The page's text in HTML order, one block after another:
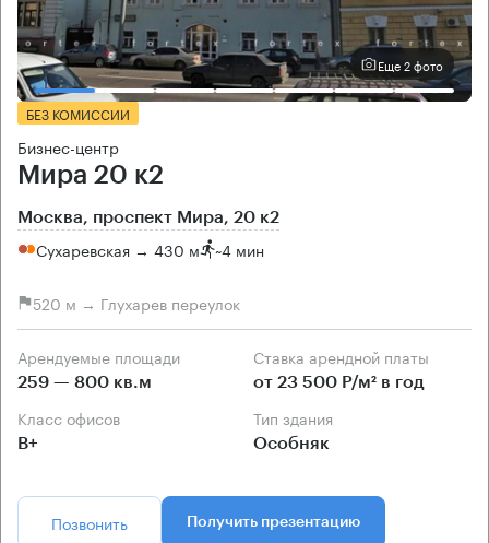
Еще 2 фото
БЕЗ КОМИССИИ
Бизнес-центр
Мира 20 к2
Москва, проспект Мира, 20 к2
Сухаревская → 430 м ~4 мин
520 м → Глухарев переулок
Арендуемые площади
259 — 800 кв.м
Ставка арендной платы
от 23 500 Р/м² в год
Класс офисов
B+
Тип здания
Особняк
Позвонить Получить презентацию